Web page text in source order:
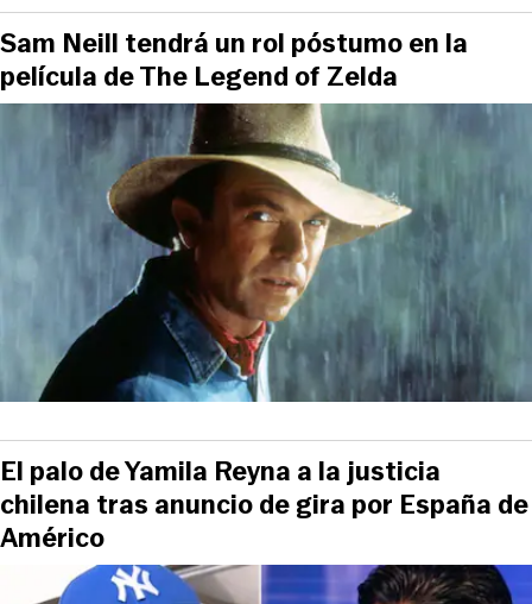
Sam Neill tendrá un rol póstumo en la
película de The Legend of Zelda
El palo de Yamila Reyna a la justicia
chilena tras anuncio de gira por España de
Américo